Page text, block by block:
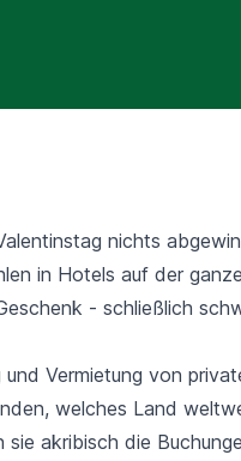
nichts
in Hotels auf der
- schließlich
Vermietung von
welches Land
akribisch die